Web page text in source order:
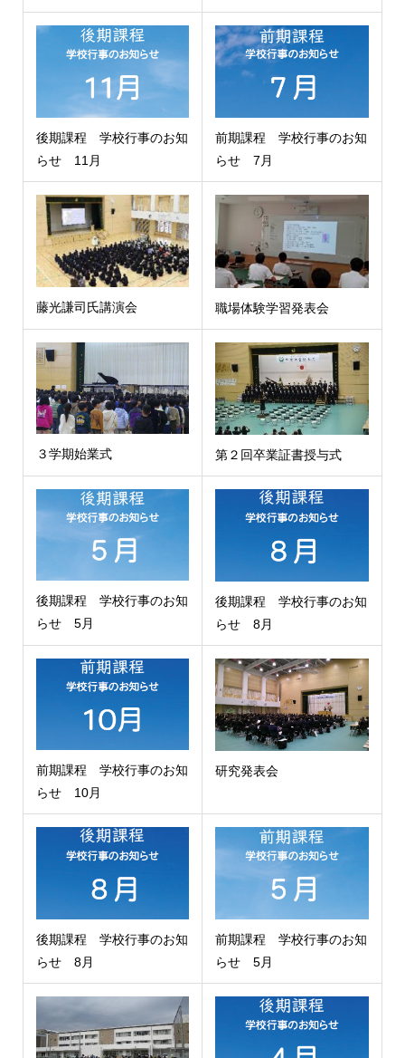
後期課程 学校行事のお知
らせ 11月
前期課程 学校行事のお知
らせ 7月
藤光謙司氏講演会 職場体験学習発表会
３学期始業式 第２回卒業証書授与式
後期課程 学校行事のお知
らせ 5月
後期課程 学校行事のお知
らせ 8月
前期課程 学校行事のお知
らせ 10月
研究発表会
後期課程 学校行事のお知
らせ 8月
前期課程 学校行事のお知
らせ 5月